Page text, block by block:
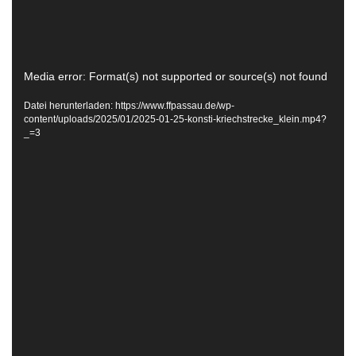
Video-
Player
Media error: Format(s) not supported or source(s) not found
Datei herunterladen: https://www.ffpassau.de/wp-
content/uploads/2025/01/2025-01-25-konsti-kriechstrecke_klein.mp4?
_=3